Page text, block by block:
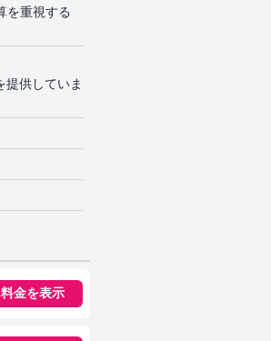
を重視する
供していま
料金を表示